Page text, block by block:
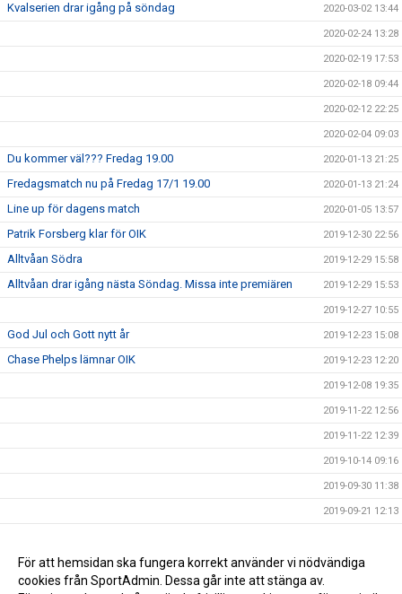
Kvalserien drar igång på söndag 2020-03-02 13:44
2020-02-24 13:28
2020-02-19 17:53
2020-02-18 09:44
2020-02-12 22:25
2020-02-04 09:03
Du kommer väl??? Fredag 19.00 2020-01-13 21:25
Fredagsmatch nu på Fredag 17/1 19.00 2020-01-13 21:24
Line up för dagens match 2020-01-05 13:57
Patrik Forsberg klar för OIK 2019-12-30 22:56
Alltvåan Södra 2019-12-29 15:58
Alltvåan drar igång nästa Söndag. Missa inte premiären 2019-12-29 15:53
2019-12-27 10:55
God Jul och Gott nytt år 2019-12-23 15:08
Chase Phelps lämnar OIK 2019-12-23 12:20
2019-12-08 19:35
2019-11-22 12:56
2019-11-22 12:39
2019-10-14 09:16
2019-09-30 11:38
2019-09-21 12:13
NY MATCHTID 2019-09-17 13:05
2019-09-06 21:21
För att hemsidan ska fungera korrekt använder vi nödvändiga
cookies från SportAdmin. Dessa går inte att stänga av.